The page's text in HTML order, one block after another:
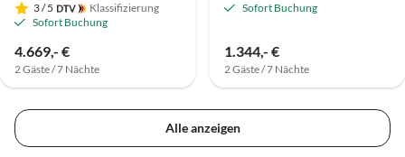
3/ 5
Klassifizierung
Sofort Buchung
4.669,- €
2 Gäste / 7 Nächte
Sofort Buchung
1.344,- €
2 Gäste / 7 Nächte
Alle anzeigen